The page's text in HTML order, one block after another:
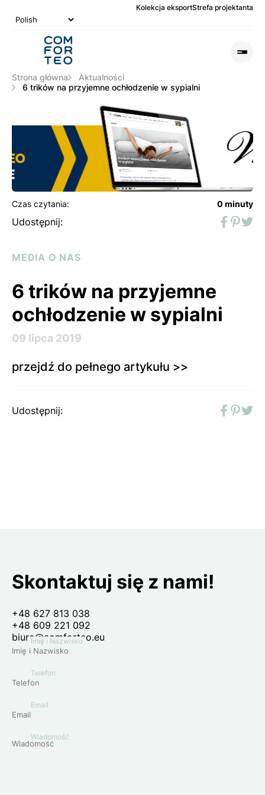
Kolekcja eksportStrefa projektanta
Strona główna
Aktualności
6 trików na przyjemne ochłodzenie w sypialni
Czas czytania: 0 minuty
Udostępnij:
MEDIA O NAS
6 trików na przyjemne
ochłodzenie w sypialni
09 lipca 2019
przejdź do pełnego artykułu >>
Udostępnij:
Skontaktuj się z nami!
+48 627 813 038
+48 609 221 092
biuro@comforteo.eu
Imię i Nazwisko
Telefon
Email
Wiadomość